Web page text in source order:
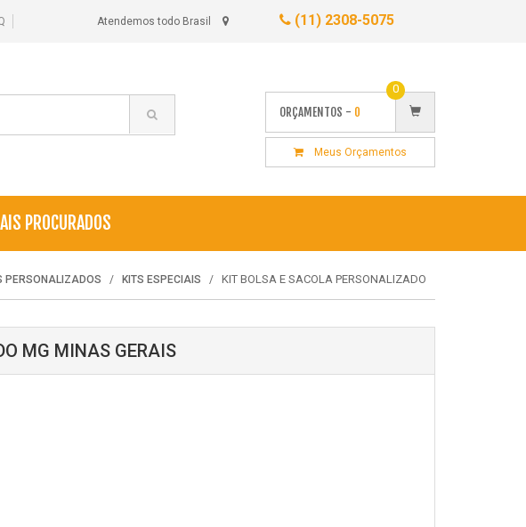
Atendemos todo Brasil (11) 2308-5075
ORÇAMENTOS - 0
0
Meus Orçamentos
PROCURADOS
PERSONALIZADOS KITS ESPECIAIS KIT BOLSA E SACOLA PERSONALIZADO
MG MINAS GERAIS